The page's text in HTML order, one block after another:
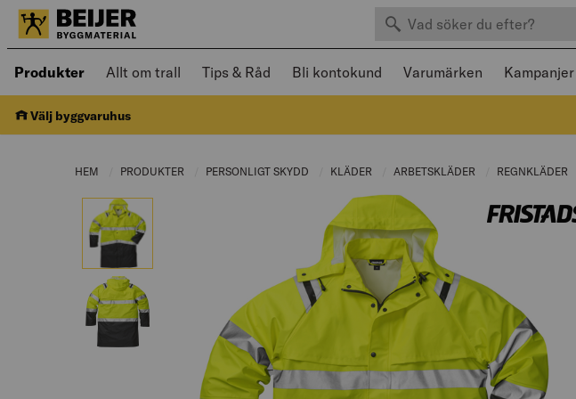
Sök efter produkter
Produkter Öppnad meny kan navigeras med piltangenter och stängas med Escape
Allt om trall Tips & Råd Bli kontokund Varumärken Kampanjer
Välj byggvaruhus
HEM PRODUKTER CURRENT PAGE:
PERSONLIGT SKYDD CURRENT PAGE:
KLÄDER CURRENT PAGE:
ARBETSKLÄDER CURRENT PAGE:
REGNKLÄDER